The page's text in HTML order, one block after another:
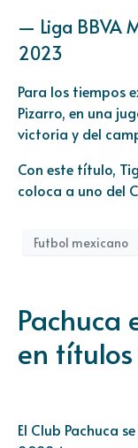
— Liga BBVA
2023
Para los tiempos
Pizarro, en una
victoria y del
Con este título,
coloca a uno del
Futbol mexicano
Pachuca
en
El Club Pachuca